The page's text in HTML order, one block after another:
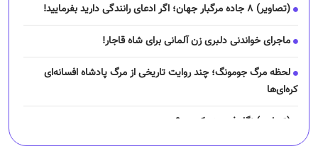
(تصاویر) ۸ جاده مرگبار جهان؛ اگر ادعای رانندگی دارید بفرمایید!
ماجرای خواندنی دلبری زن آلمانی برای شاه قاجار!
لحظه مرگ جومونگ؛ چند روایت تاریخی از مرگ پادشاه افسانه‌ای
کره‌ای‌ها
(تصاویر) نگار فرهمند کیست؟